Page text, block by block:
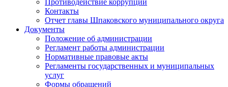
Противодействие коррупции
Контакты
Отчет главы Шпаковского муниципального округа
Документы
Положение об администрации
Регламент работы администрации
Нормативные правовые акты
Регламенты государственных и муниципальных
услуг
Формы обращений